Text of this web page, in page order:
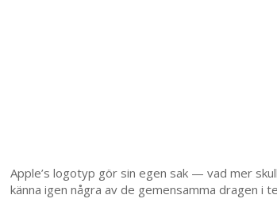
Apple’s logotyp gör sin egen sak — vad mer
känna igen några av de gemensamma dragen i